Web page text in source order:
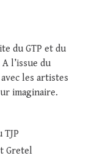
du GTP et du
l’issue du
les artistes
imaginaire.
TJP
Gretel